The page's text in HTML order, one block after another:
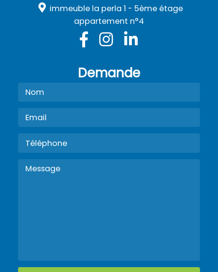
immeuble la perla 1 - 5ème étage
appartement n°4
Demande